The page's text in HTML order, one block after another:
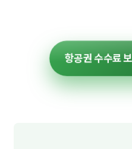
항공권 수수료